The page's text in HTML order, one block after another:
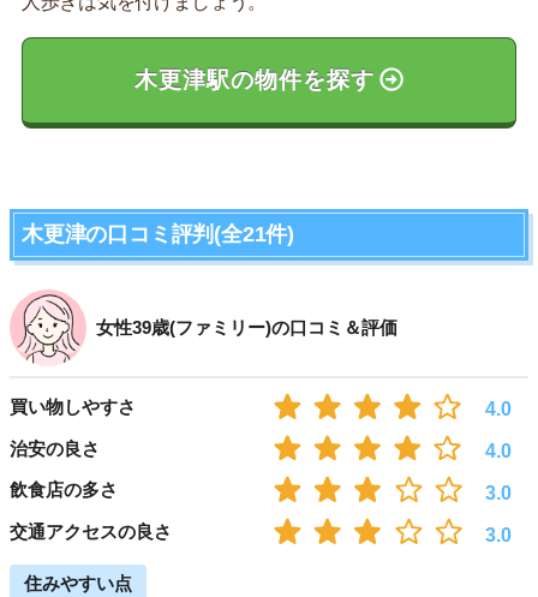
木更津駅の物件を探す
木更津の口コミ評判(全21件)
女性39歳(ファミリー)の口コミ＆評価
買い物しやすさ
4.0
治安の良さ
4.0
飲食店の多さ
3.0
交通アクセスの良さ
3.0
住みやすい点